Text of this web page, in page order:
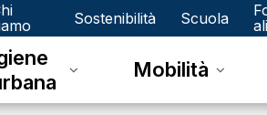
Sostenibilità Scuola
Mobilità